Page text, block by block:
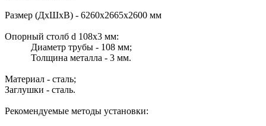
Размер (ДхШхВ) - 6260х2665х2600 мм
Опорный столб d 108х3 мм:
Диаметр трубы - 108 мм;
Толщина металла - 3 мм.
Материал - сталь;
Заглушки - сталь.
Рекомендуемые методы установки: